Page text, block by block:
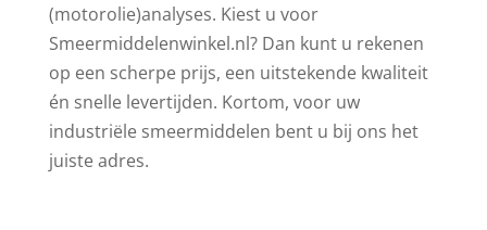
(motorolie)analyses. Kiest u voor
Smeermiddelenwinkel.nl? Dan kunt u rekenen
op een scherpe prijs, een uitstekende kwaliteit
én snelle levertijden. Kortom, voor uw
industriële smeermiddelen bent u bij ons het
juiste adres.